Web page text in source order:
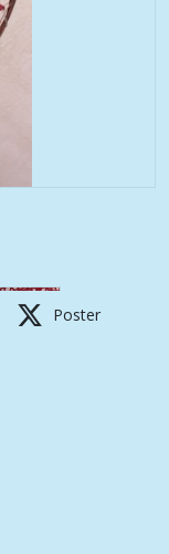
Poster